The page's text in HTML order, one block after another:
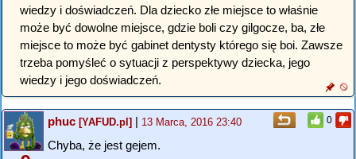
wiedzy i doświadczeń. Dla dziecko złe miejsce to właśnie
może być dowolne miejsce, gdzie boli czy gilgocze, ba, złe
miejsce to może być gabinet dentysty którego się boi. Zawsze
trzeba pomyśleć o sytuacji z perspektywy dziecka, jego
wiedzy i jego doświadczeń.
0
phuc [YAFUD.pl] | 13 Marca, 2016 23:40
Chyba, że jest gejem.